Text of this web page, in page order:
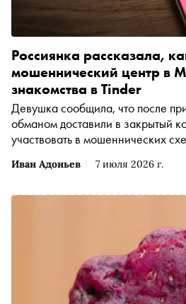
Иван Адоньев 7 июля 2026 г.
Россиянка рассказала,
мошеннический центр в
знакомства в Tinder
Девушка сообщила, что после
обманом доставили в закрытый
участвовать в мошеннических